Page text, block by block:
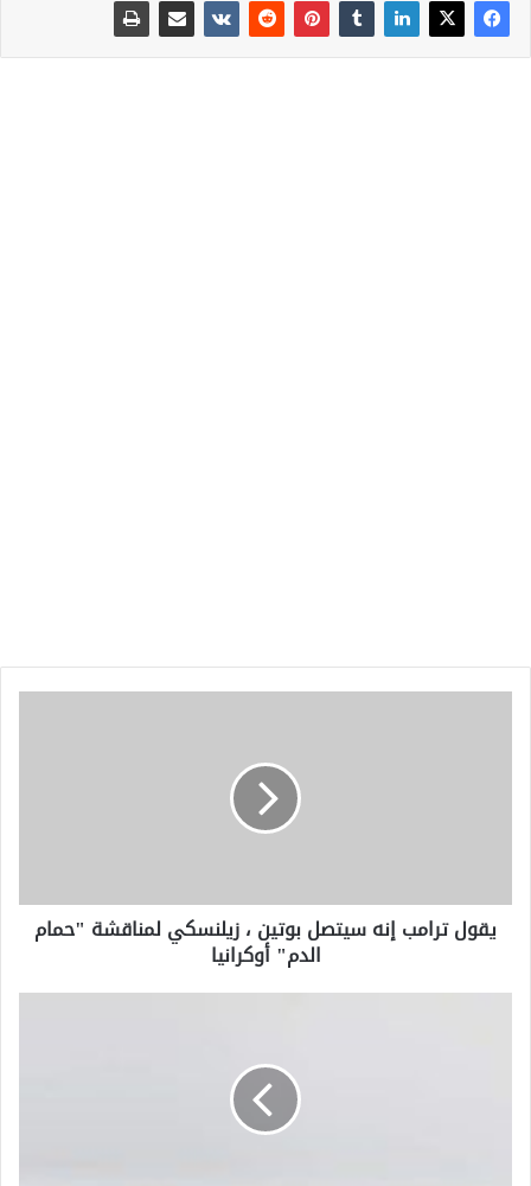
"حمام
الدم"
يقول ترامب إنه سيتصل بوتين ، زيلنسكي لمناقشة "حمام
الدم" أوكرانيا